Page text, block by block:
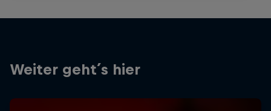
Weiter geht´s hier